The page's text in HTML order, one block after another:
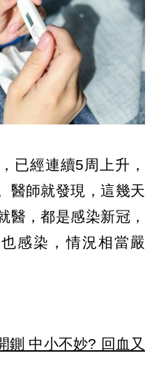
已經連續5周上升，
醫師就發現，這幾天
醫，都是感染新冠，
感染，情況相當嚴
中小不妙? 回血又